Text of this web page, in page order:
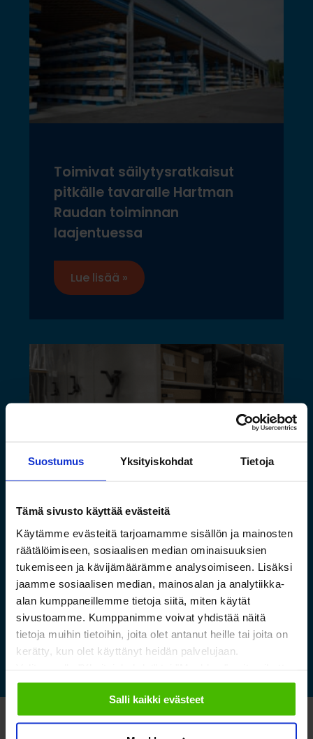
Suostumus Yksityiskohdat Tietoja
Tämä sivusto käyttää evästeitä
Käytämme evästeitä tarjoamamme sisällön ja mainosten
räätälöimiseen, sosiaalisen median ominaisuuksien
tukemiseen ja kävijämäärämme analysoimiseen. Lisäksi
jaamme sosiaalisen median, mainosalan ja analytiikka-
alan kumppaneillemme tietoja siitä, miten käytät
sivustoamme. Kumppanimme voivat yhdistää näitä
tietoja muihin tietoihin, joita olet antanut heille tai joita on
kerätty, kun olet käyttänyt heidän palvelujaan.
sallimiisi evästeisiin.
Salli kaikki evästeet
Toimivat säilytysratkaisut
pitkälle tavaralle Hartman
Raudan toiminnan
laajentuessa
Lue lisää »
Saamelaismuseon ja
luontokeskuksen esineistölle
sopivat ilmastoidut ja
kestävät säilytysratkaisut
Lue lisää »